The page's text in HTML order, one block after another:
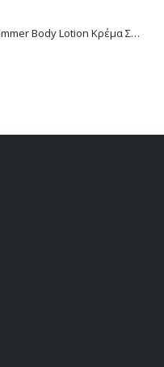
AQC Glow Touch Shimmer Body Lotion Κρέμα Σώματος με Shimmer 236ml